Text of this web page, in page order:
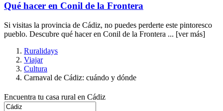
Qué hacer en Conil de la Frontera
Si visitas la provincia de Cádiz, no puedes perderte este pintoresco
pueblo. Descubre qué hacer en Conil de la Frontera ... [ver más]
Ruralidays
Viajar
Cultura
Carnaval de Cádiz: cuándo y dónde
Encuentra tu casa rural en Cádiz